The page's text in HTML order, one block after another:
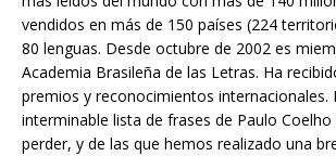
vendidos en más de 150 países (224
80 lenguas. Desde octubre de 2002 es
Academia Brasileña de las Letras. Ha
premios y reconocimientos internacionales.
interminable lista de frases de Paulo
perder, y de las que hemos realizado una